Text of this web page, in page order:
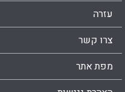
עזרה
צרו קשר
מפת אתר